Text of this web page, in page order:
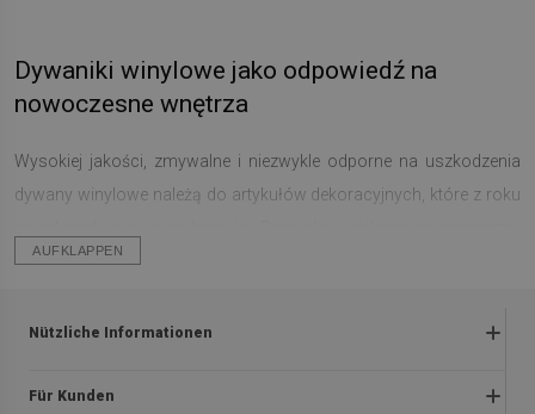
Dywaniki winylowe jako odpowiedź na
nowoczesne wnętrza
Wysokiej jakości, zmywalne i niezwykle odporne na uszkodzenia
dywany winylowe należą do artykułów dekoracyjnych, które z roku
w innowacyjny i stylowy sposób – i są dostępne w fantastycznych
stylu.
AUFKLAPPEN
Nützliche Informationen
Rückgabe und beanstandungen
Für Kunden